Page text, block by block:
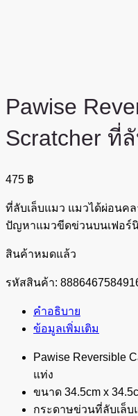
Pawise
Scratcher ที่
475 ฿
ที่ลับเล็บแมว แมวได้ผ่อนค
ปัญหาแมวขีดข่วนบนเฟอร์นิ
สินค้าหมดแล้ว
รหัสสินค้า:
คำอธิบาย
ข้อมูลเพิ่มเติม
Pawise Reversible
แท่ง
ขนาด 34.5cm x
กระดาษข่วนที่ลับเล็บ